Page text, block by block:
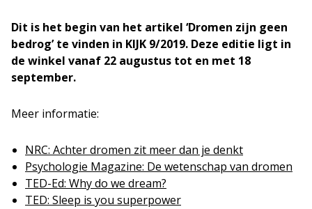
Dit is het begin van het artikel ‘Dromen zijn geen
bedrog’ te vinden in KIJK 9/2019. Deze editie ligt in
de winkel vanaf 22 augustus tot en met 18
september.
Meer informatie:
NRC: Achter dromen zit meer dan je denkt
Psychologie Magazine: De wetenschap van dromen
TED-Ed: Why do we dream?
TED: Sleep is you superpower